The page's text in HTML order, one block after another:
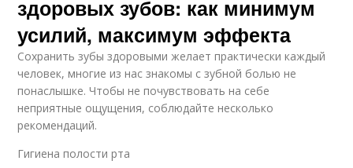
здоровых зубов: как минимум
усилий, максимум эффекта
Сохранить зубы здоровыми желает практически каждый
человек, многие из нас знакомы с зубной болью не
понаслышке. Чтобы не почувствовать на себе
неприятные ощущения, соблюдайте несколько
рекомендаций.
Гигиена полости рта